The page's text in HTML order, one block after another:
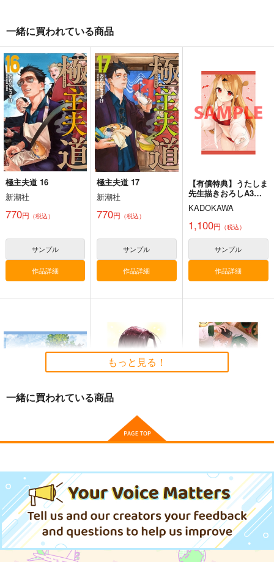
一緒に買われている商品
極主夫道 16
新潮社
770円 （税込）
サンプル
作品詳細
極主夫道 17
新潮社
770円 （税込）
サンプル
作品詳細
【有償特典】うたしま
先生描きおろしA3タ
ペストリー（ふつつか
な吸血鬼ですが、末永
くよろしくお願いしま
す 2）
KADOKAWA
1,100円 （税込）
サンプル
作品詳細
タペストリー
1,650 （税込）
サンプル
作品詳細
【有償特典】8P小冊
子（泣くは花模様）
275円
サンプル
作品詳細
子（しょうがないけど
385円（税込）
サンプル
作品詳細
もっと見る！
一緒に買われている商品